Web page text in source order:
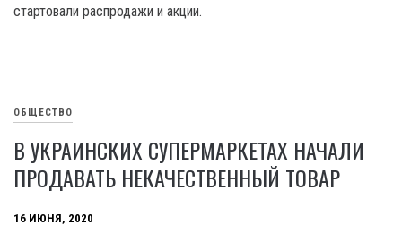
стартовали распродажи и акции.
ОБЩЕСТВО
В УКРАИНСКИХ СУПЕРМАРКЕТАХ НАЧАЛИ
ПРОДАВАТЬ НЕКАЧЕСТВЕННЫЙ ТОВАР
16 ИЮНЯ, 2020